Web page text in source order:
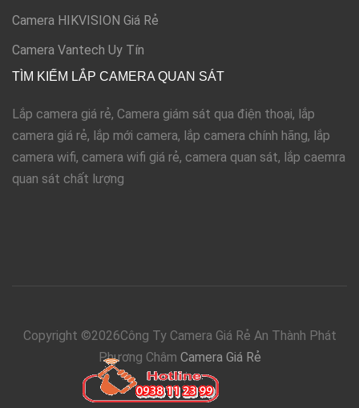
Camera HIKVISION Giá Rẻ
Camera Vantech Uy Tín
TÌM KIẾM LẮP CAMERA QUAN SÁT
Lắp camera giá rẻ, Camera giám sát qua điện thoại, lắp
camera giá rẻ, lắp mới camera, lắp camera chính hãng, lắp
camera wifi, camera wifi giá rẻ, camera quan sát, lắp caemra
quan sát chất lượng
Copyright ©2026Công Ty Camera Giá Rẻ An Thành Phát
Phương Châm Camera Giá Rẻ